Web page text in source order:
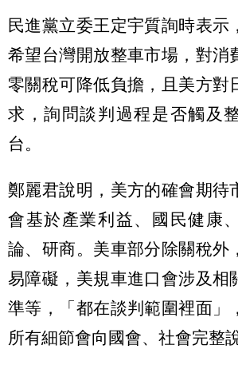
民進黨立委王定宇質詢時表示
希望台灣開放整車市場，對消
零關稅可降低負擔，且美方對
求，詢問談判過程是否觸及
台。
鄭麗君說明，美方的確會期待
會基於產業利益、國民健康
論、研商。美車部分除關稅外
易障礙，美規車進口會涉及相
準等，「都在談判範圍裡面」
所有細節會向國會、社會完整說